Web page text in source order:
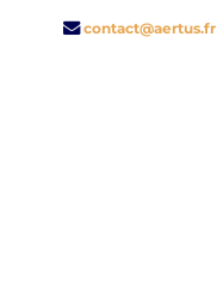
contact@aertus.fr